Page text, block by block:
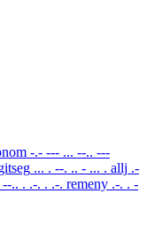
-.- --- ... --.. ---
... . --. .. - ... . allj .-
--.. . .-. . .-. remeny .-. . -